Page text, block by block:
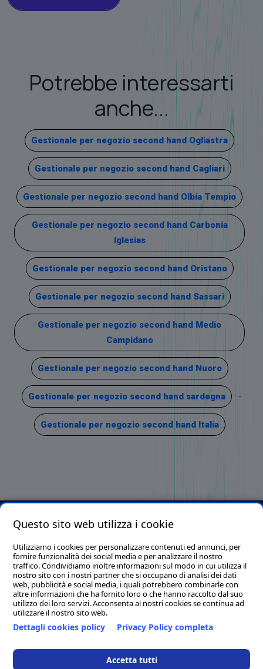
Potrebbe interessarti
anche...
Gestionale per negozio second hand Ogliastra
Gestionale per negozio second hand Cagliari
Gestionale per negozio second hand Olbia Tempio
Gestionale per negozio second hand Carbonia
Iglesias
Gestionale per negozio second hand Oristano
Gestionale per negozio second hand Sassari
Gestionale per negozio second hand Medio
Campidano
Gestionale per negozio second hand Nuoro
Gestionale per negozio second hand sardegna -
Gestionale per negozio second hand Italia
Clion S.p.A. con socio unico - P.I./C.F./C.C.I.A.A. 01644540435 -
Reg. Imp. MC 169521 - Cap. Soc. € 1.000.000,00 I.v. - Email.
info@clion.it - PEC clion@pec.it
Sede legale, tecnica ed amministrativa: Via Alvata, 200 - 62018 -
Porto Potenza Picena (Macerata)
Tel. 0733/881189 (14 linee r.a.) - Fax. 0733/884119
Sede distaccata per la regione Campania: Via Umberto I, 1 -
83050 - Sant'Angelo all'Esca (Avellino)
Clion Point Ancona - Corso Giovanni Amendola, 44A - 60123
Ancona (AN)
Questo sito web utilizza i cookie
Utilizziamo i cookies per personalizzare contenuti ed annunci, per
fornire funzionalità dei social media e per analizzare il nostro
traffico. Condividiamo inoltre informazioni sul modo in cui utilizza il
nostro sito con i nostri partner che si occupano di analisi dei dati
web, pubblicità e social media, i quali potrebbero combinarle con
altre informazioni che ha fornito loro o che hanno raccolto dal suo
utilizzo dei loro servizi. Acconsenta ai nostri cookies se continua ad
utilizzare il nostro sito web.
Dettagli cookies policy Privacy Policy completa
Accetta tutti